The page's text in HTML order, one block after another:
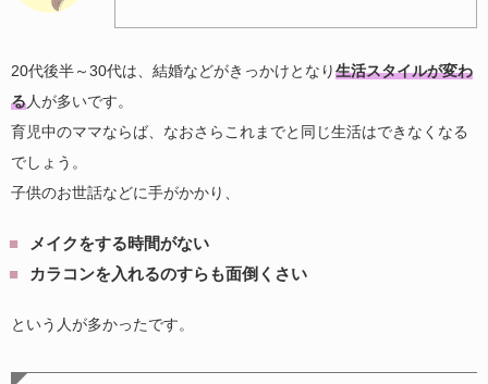
20代後半～30代は、結婚などがきっかけとなり生活スタイルが変わ
る人が多いです。
育児中のママならば、なおさらこれまでと同じ生活はできなくなる
でしょう。
子供のお世話などに手がかかり、
メイクをする時間がない
カラコンを入れるのすらも面倒くさい
という人が多かったです。